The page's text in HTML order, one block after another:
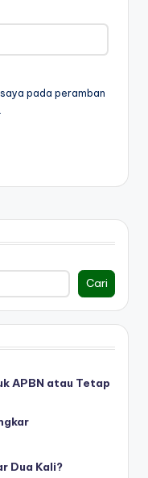
pada peramban
Cari
APBN atau Tetap
Dua Kali?